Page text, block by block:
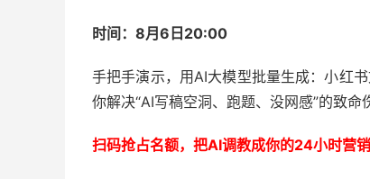
时间：8月6日20:00
手把手演示，用AI大模型批量生成：小红
你解决“AI写稿空洞、跑题、没网感”的致命
扫码抢占名额，把AI调教成你的24小时营销